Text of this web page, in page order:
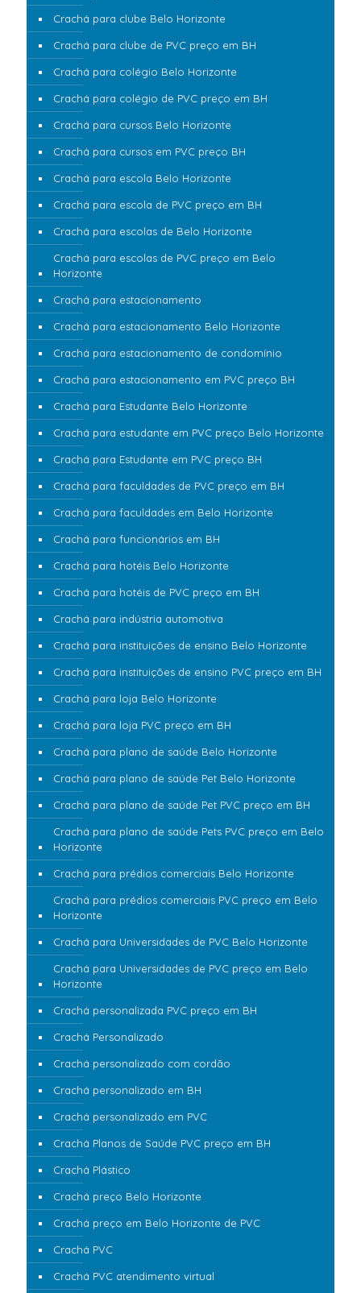
Crachá para clube Belo Horizonte
Crachá para clube de PVC preço em BH
Crachá para colégio Belo Horizonte
Crachá para colégio de PVC preço em BH
Crachá para cursos Belo Horizonte
Crachá para cursos em PVC preço BH
Crachá para escola Belo Horizonte
Crachá para escola de PVC preço em BH
Crachá para escolas de Belo Horizonte
Crachá para escolas de PVC preço em Belo
Horizonte
Crachá para estacionamento
Crachá para estacionamento Belo Horizonte
Crachá para estacionamento de condomínio
Crachá para estacionamento em PVC preço BH
Crachá para Estudante Belo Horizonte
Crachá para estudante em PVC preço Belo Horizonte
Crachá para Estudante em PVC preço BH
Crachá para faculdades de PVC preço em BH
Crachá para faculdades em Belo Horizonte
Crachá para funcionários em BH
Crachá para hotéis Belo Horizonte
Crachá para hotéis de PVC preço em BH
Crachá para indústria automotiva
Crachá para instituições de ensino Belo Horizonte
Crachá para instituições de ensino PVC preço em BH
Crachá para loja Belo Horizonte
Crachá para loja PVC preço em BH
Crachá para plano de saúde Belo Horizonte
Crachá para plano de saúde Pet Belo Horizonte
Crachá para plano de saúde Pet PVC preço em BH
Crachá para plano de saúde Pets PVC preço em Belo
Horizonte
Crachá para prédios comerciais Belo Horizonte
Crachá para prédios comerciais PVC preço em Belo
Horizonte
Crachá para Universidades de PVC Belo Horizonte
Crachá para Universidades de PVC preço em Belo
Horizonte
Crachá personalizada PVC preço em BH
Crachá Personalizado
Crachá personalizado com cordão
Crachá personalizado em BH
Crachá personalizado em PVC
Crachá Planos de Saúde PVC preço em BH
Crachá Plástico
Crachá preço Belo Horizonte
Crachá preço em Belo Horizonte de PVC
Crachá PVC
Crachá PVC atendimento virtual